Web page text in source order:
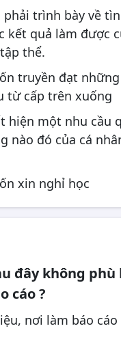
phải trình bày về
kết quả làm được
thể.
truyền đạt
từ cấp trên xuống
hiện một nhu cầu
nào đó của cá
xin nghỉ học
đây không
cáo ?
nơi làm báo cáo